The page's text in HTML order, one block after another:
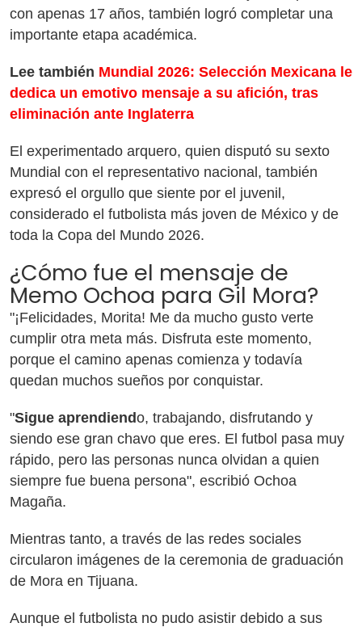
con apenas 17 años, también logró completar una
importante etapa académica.
Lee también Mundial 2026: Selección Mexicana le
dedica un emotivo mensaje a su afición, tras
eliminación ante Inglaterra
El experimentado arquero, quien disputó su sexto
Mundial con el representativo nacional, también
expresó el orgullo que siente por el juvenil,
considerado el futbolista más joven de México y de
toda la Copa del Mundo 2026.
¿Cómo fue el mensaje de
Memo Ochoa para Gil Mora?
"¡Felicidades, Morita! Me da mucho gusto verte
cumplir otra meta más. Disfruta este momento,
porque el camino apenas comienza y todavía
quedan muchos sueños por conquistar.
"Sigue aprendiendo, trabajando, disfrutando y
siendo ese gran chavo que eres. El futbol pasa muy
rápido, pero las personas nunca olvidan a quien
siempre fue buena persona", escribió Ochoa
Magaña.
Mientras tanto, a través de las redes sociales
circularon imágenes de la ceremonia de graduación
de Mora en Tijuana.
Aunque el futbolista no pudo asistir debido a sus